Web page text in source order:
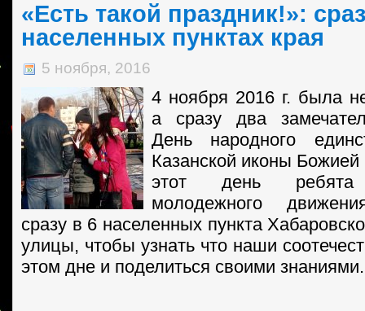
«Есть такой праздник!»:
населенных пунктах края
5 ноября, 2016
4 ноября 2016 г. была
а сразу два
День народного
Казанской иконы
этот день ребята
молодежного
сразу в 6 населенных пункта
улицы, чтобы узнать что наши
этом дне и поделиться своими знаниями.